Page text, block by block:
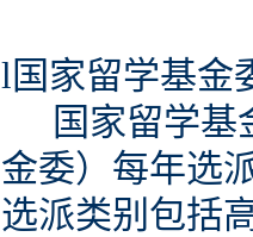
l国家留学基金
国家留学
金委）每年选
选派类别包括